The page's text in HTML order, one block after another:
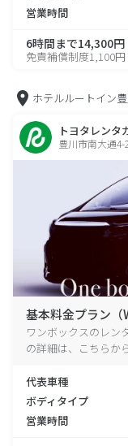
営業時間
6時間まで14,300円
免責補償制度1,100円
ホテルルートイン
トヨタレンタ
豊川市南大通4-
基本料金プラン（
ワンボックスのレン
の詳細は、こちらか
代表車種
ボディタイプ
営業時間